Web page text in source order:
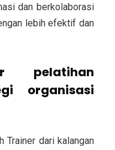
dan berkolaborasi
lebih efektif dan
pelatihan
organisasi
Trainer dari kalangan